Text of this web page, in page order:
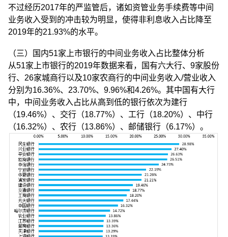
不过经历2017年的严监管后，诸如资管业务手续费等中间
业务收入受到的冲击较为明显，使得非利息收入占比降至
2019年的21.93%的水平。
（三）国内51家上市银行的中间业务收入占比整体分析
从51家上市银行的2019年数据来看，国有六大行、9家股份
行、26家城商行以及10家农商行的中间业务收入/营业收入
分别为16.36%、23.70%、9.96%和4.26%。其中国有大行
中，中间业务收入占比从高到低的银行依次为建行
（19.46%）、交行（18.77%）、工行（18.20%）、中行
（16.32%）、农行（13.86%）、邮储银行（6.17%）。